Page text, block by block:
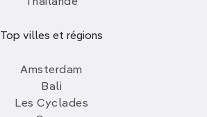
Top villes et régions
Amsterdam
Bali
Les Cyclades